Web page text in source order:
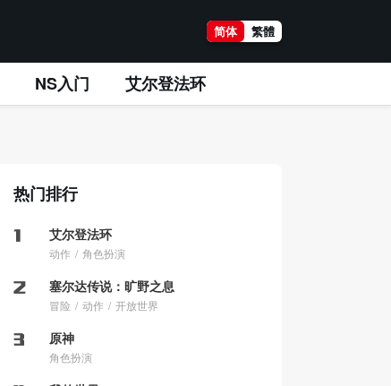
简体 繁體
NS入门 艾尔登法环
热门排行
艾尔登法环
动作 角色扮演
塞尔达传说：旷野之息
冒险 动作 开放世界
原神
角色扮演